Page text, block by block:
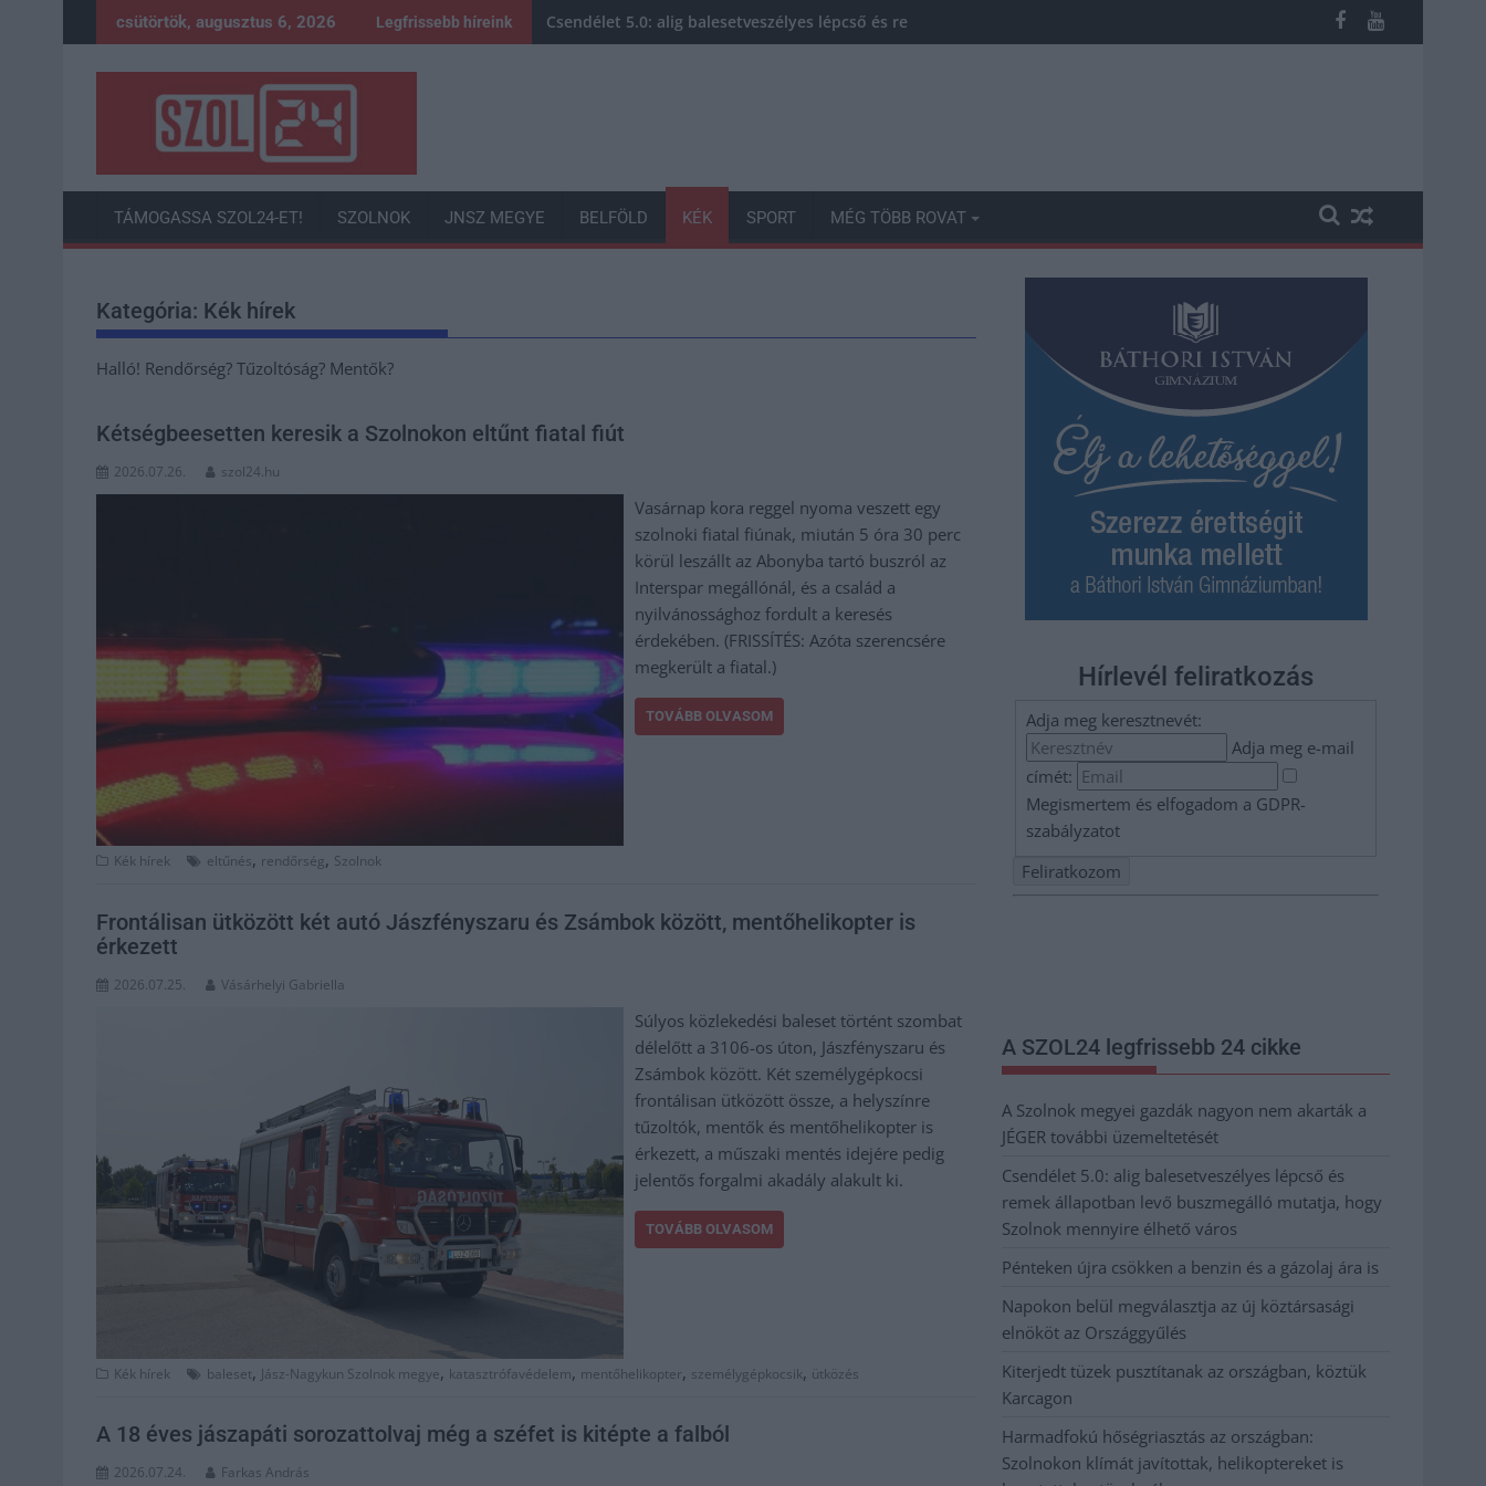
to
csütörtök, augusztus 6, 2026 Legfrissebb híreink Csendélet 5.0: alig balesetveszélyes lépcső és remek állapotban levő buszmegálló mutatja, hogy Szolnok mennyire élhető
TÁMOGASSA SZOL24-ET! SZOLNOK JNSZ MEGYE BELFÖLD KÉK SPORT MÉG TÖBB ROVAT
Kategória: Kék hírek
Halló! Rendőrség? Tűzoltóság? Mentők?
Kétségbeesetten keresik a Szolnokon eltűnt fiatal fiút
2026.07.26. szol24.hu
Vasárnap kora reggel nyoma veszett egy
szolnoki fiatal fiúnak, miután 5 óra 30 perc
körül leszállt az Abonyba tartó buszról az
Interspar megállónál, és a család a
nyilvánossághoz fordult a keresés
érdekében. (FRISSÍTÉS: Azóta szerencsére
megkerült a fiatal.)
TOVÁBB OLVASOM
Kék hírek eltűnés, rendőrség, Szolnok
Frontálisan ütközött két autó Jászfényszaru és Zsámbok között, mentőhelikopter is
érkezett
2026.07.25. Vásárhelyi Gabriella
Súlyos közlekedési baleset történt szombat
délelőtt a 3106-os úton, Jászfényszaru és
Zsámbok között. Két személygépkocsi
frontálisan ütközött össze, a helyszínre
tűzoltók, mentők és mentőhelikopter is
érkezett, a műszaki mentés idejére pedig
jelentős forgalmi akadály alakult ki.
TOVÁBB OLVASOM
Kék hírek baleset, Jász-Nagykun Szolnok megye, katasztrófavédelem, mentőhelikopter, személygépkocsik, ütközés
A 18 éves jászapáti sorozattolvaj még a széfet is kitépte a falból
2026.07.24. Farkas András
Hírlevél feliratkozás
Adja meg keresztnevét:
Adja meg e-mail
címét:
Megismertem és elfogadom a GDPR-
szabályzatot
A SZOL24 legfrissebb 24 cikke
A Szolnok megyei gazdák nagyon nem akarták a
JÉGER további üzemeltetését
Csendélet 5.0: alig balesetveszélyes lépcső és
remek állapotban levő buszmegálló mutatja, hogy
Szolnok mennyire élhető város
Pénteken újra csökken a benzin és a gázolaj ára is
Napokon belül megválasztja az új köztársasági
elnököt az Országgyűlés
Kiterjedt tüzek pusztítanak az országban, köztük
Karcagon
Harmadfokú hőségriasztás az országban:
Szolnokon klímát javítottak, helikoptereket is